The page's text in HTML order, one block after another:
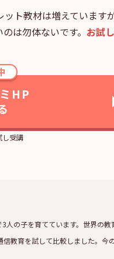
ット教材は増えています
は勿体ないです。 お試
HP
し受講
人の子を育てています。世界の
教育を試して比較しました。今